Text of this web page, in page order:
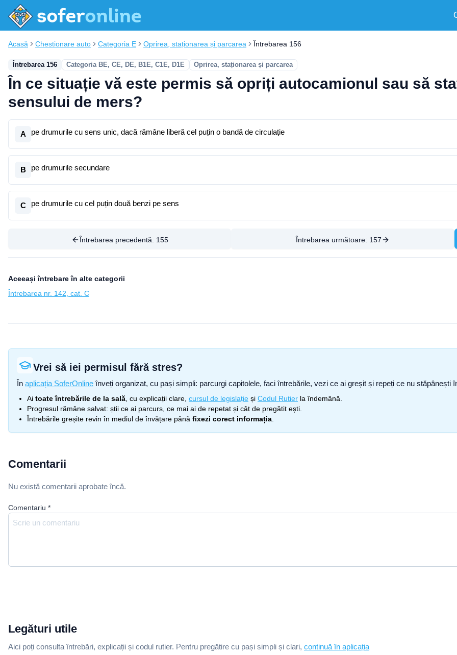
Acasă Chestionare auto Categoria E Oprirea, staționarea și parcarea Întrebarea 156
Întrebarea 156 Categoria BE, CE, DE, B1E, C1E, D1E Oprirea, staționarea și parcarea
În ce situație vă este permis să opriți autocamionul sau să
sensului de mers?
A pe drumurile cu sens unic, dacă rămâne liberă cel puțin o bandă de circulație
B pe drumurile secundare
C pe drumurile cu cel puțin două benzi pe sens
Întrebarea precedentă: 155 Întrebarea următoare: 157
Aceeași întrebare în alte categorii
Întrebarea nr. 142, cat. C
Vrei să iei permisul fără stres?
În aplicația SoferOnline înveți organizat, cu pași simpli: parcurgi capitolele, faci întrebările, vezi ce ai greșit și repeți ce nu
Ai toate întrebările de la sală , cu explicații clare, cursul de legislație și Codul Rutier la îndemână.
Progresul rămâne salvat: știi ce ai parcurs, ce mai ai de repetat și cât de pregătit ești.
Întrebările greșite revin în mediul de învățare până fixezi corect informația
Comentarii
Nu există comentarii aprobate încă.
Comentariu *
Legături utile
Aici poți consulta întrebări, explicații și codul rutier. Pentru pregătire cu pași simpli și clari, continuă în aplicația